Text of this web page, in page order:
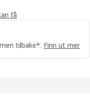
få
tilbake*. Finn ut mer